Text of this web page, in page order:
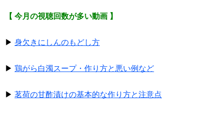
【 今月の視聴回数が多い動画 】
▶ 身欠きにしんのもどし方
▶ 鶏がら白濁スープ・作り方と悪い例など
▶ 茗荷の甘酢漬けの基本的な作り方と注意点